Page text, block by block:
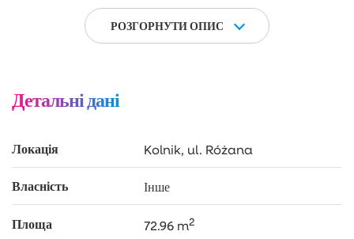
– ściany i sufity parter – tynk gipsowy kategorii III,
poddasze – ocieplenie wełna i system GKI
РОЗГОРНУТИ ОПИС
Детальні дані
Локація Kolnik, ul. Różana
Власність Інше
Площа 72.96 m2